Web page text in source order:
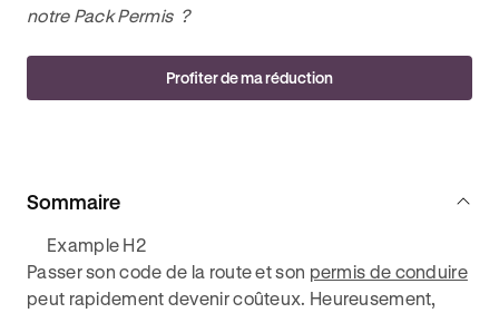
notre Pack Permis ?
Profiter de ma réduction
Sommaire
Example H2
Passer son code de la route et son permis de conduire
peut rapidement devenir coûteux. Heureusement,